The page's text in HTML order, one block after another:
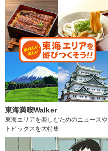
東海満喫Walker
東海エリアを楽しむためのニュースや
トピックスを大特集